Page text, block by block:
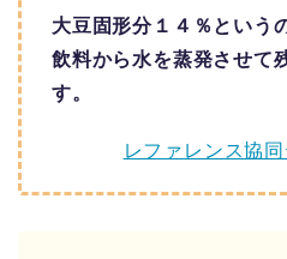
大豆固形分１４％という
飲料から水を蒸発させて
す。
レファレンス協